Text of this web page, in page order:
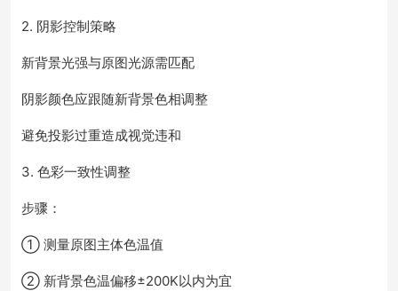
2. 阴影控制策略
新背景光强与原图光源需匹配
阴影颜色应跟随新背景色相调整
避免投影过重造成视觉违和
3. 色彩一致性调整
步骤：
① 测量原图主体色温值
② 新背景色温偏移±200K以内为宜